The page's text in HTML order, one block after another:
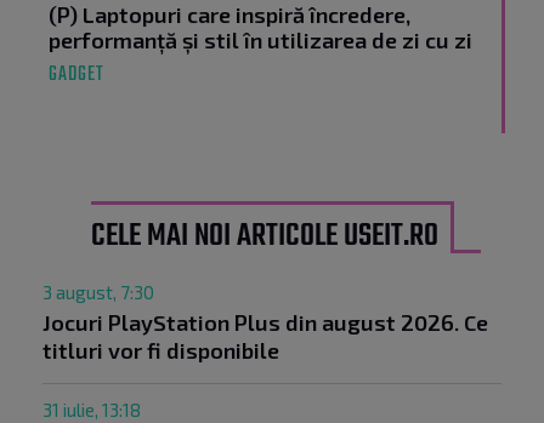
(P) Laptopuri care inspiră încredere,
performanță și stil în utilizarea de zi cu zi
GADGET
CELE MAI NOI ARTICOLE USEIT.RO
3 august, 7:30
Jocuri PlayStation Plus din august 2026. Ce
titluri vor fi disponibile
31 iulie, 13:18